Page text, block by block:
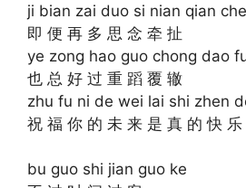
ji bian zai duo si nian qian che
即 便 再 多 思 念 牵 扯
ye zong hao guo chong dao
也 总 好 过 重 蹈 覆 辙
zhu fu ni de wei lai shi zhen
祝 福 你 的 未 来 是 真 的 快 乐
bu guo shi jian guo ke